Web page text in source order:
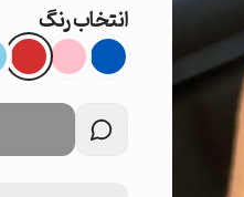
انتخاب رنگ